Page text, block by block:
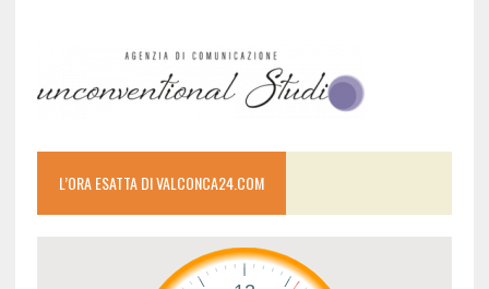
L’ORA ESATTA DI VALCONCA24.COM